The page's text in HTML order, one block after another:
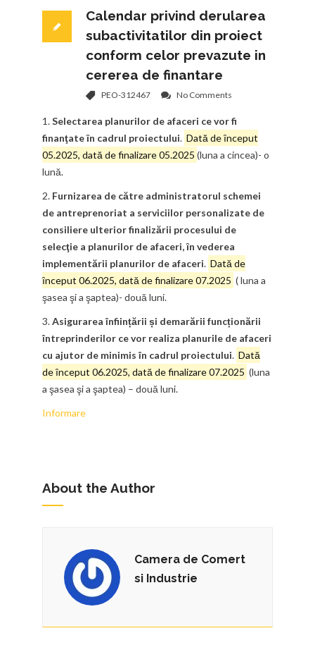
Calendar privind derularea
subactivitatilor din proiect
conform celor prevazute in
cererea de finantare
PEO-312467 No Comments
1.Selectarea planurilor de afaceri ce vor fi
finanţate ȋn cadrul proiectului. Dată de ȋnceput
05.2025, dată de finalizare 05.2025 (luna a cincea)- o
lună.
2. Furnizarea de către administratorul schemei
de antreprenoriat a serviciilor personalizate de
consiliere ulterior finalizării procesului de
selecţie a planurilor de afaceri, ȋn vederea
implementării planurilor de afaceri. Dată de
ȋnceput 06.2025, dată de finalizare 07.2025 ( luna a
şasea şi a şaptea)- două luni.
3.Asigurarea înființării și demarării funcționării
întreprinderilor ce vor realiza planurile de afaceri
cu ajutor de minimis în cadrul proiectului. Dată
de ȋnceput 06.2025, dată de finalizare 07.2025 (luna
a şasea şi a şaptea) – două luni.
Informare
About the Author
Camera de Comert
si Industrie